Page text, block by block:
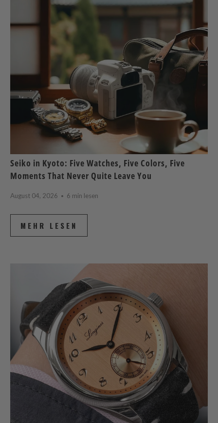
Seiko in Kyoto: Five Watches, Five Colors, Five
Moments That Never Quite Leave You
August 04, 2026 6 min lesen
MEHR LESEN